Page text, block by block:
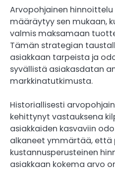
Arvopohjainen
määräytyy sen mukaan,
valmis maksamaan
Tämän strategian
asiakkaan tarpeista ja
syvällistä asiakasdatan
markkinatutkimusta.
Historiallisesti
kehittynyt vastauksena
asiakkaiden kasvaviin
alkaneet ymmärtää, että
kustannusperusteinen
asiakkaan kokema arvo